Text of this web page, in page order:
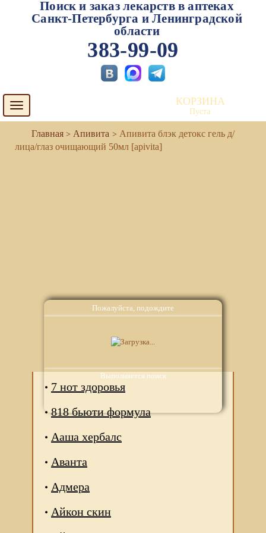
Пожалуйста, подождите
Выполняется поиск
Поиск и заказ лекарств в аптеках
Санкт-Петербурга и Ленинградской
области
383-99-09
Toggle
navigation
КОРЗИНА
Пуста
Апивита
Апивита блэк детокс гель д/
лица/глаз очищающий 50мл [apivita]
7 нот здоровья
818 бьюти формула
Ааша хербалс
Аванта
Адмера
Айкон скин